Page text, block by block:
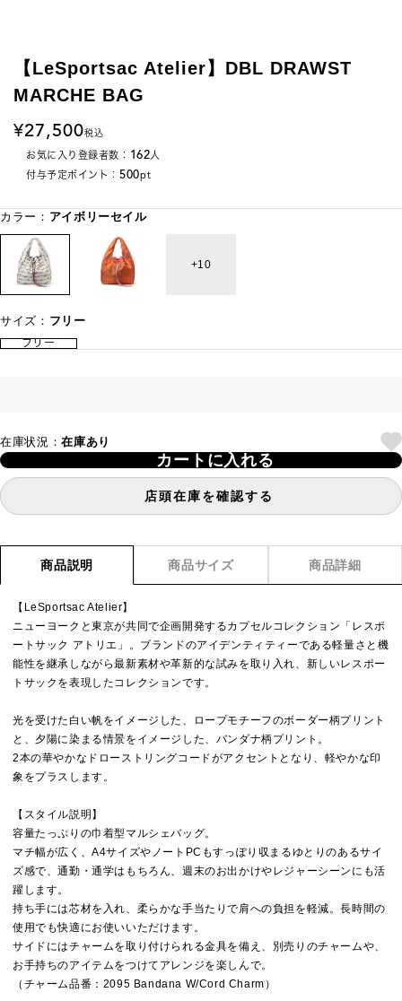
【LeSportsac Atelier】DBL DRAWST
MARCHE BAG
27,500税込
お気に入り登録者数： 162人
付与予定ポイント： 500pt
カラー： アイボリーセイル
10
サイズ： フリー
フリー
在庫状況：在庫あり
カートに入れる
店頭在庫を確認する
商品説明 商品サイズ 商品詳細
【LeSportsac Atelier】
ニューヨークと東京が共同で企画開発するカプセルコレクション「レスポ
ートサック アトリエ」。ブランドのアイデンティティーである軽量さと機
能性を継承しながら最新素材や革新的な試みを取り入れ、新しいレスポー
トサックを表現したコレクションです。
光を受けた白い帆をイメージした、ロープモチーフのボーダー柄プリント
と、夕陽に染まる情景をイメージした、バンダナ柄プリント。
2本の華やかなドローストリングコードがアクセントとなり、軽やかな印
象をプラスします。
【スタイル説明】
容量たっぷりの巾着型マルシェバッグ。
マチ幅が広く、A4サイズやノートPCもすっぽり収まるゆとりのあるサイ
ズ感で、通勤・通学はもちろん、週末のお出かけやレジャーシーンにも活
躍します。
持ち手には芯材を入れ、柔らかな手当たりで肩への負担を軽減。長時間の
使用でも快適にお使いいただけます。
サイドにはチャームを取り付けられる金具を備え、別売りのチャームや、
お手持ちのアイテムをつけてアレンジを楽しんで。
（チャーム品番：2095 Bandana W/Cord Charm）